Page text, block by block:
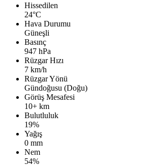
Hissedilen
24°C
Hava Durumu
Güneşli
Basınç
947 hPa
Rüzgar Hızı
7 km/h
Rüzgar Yönü
Gündoğusu (Doğu)
Görüş Mesafesi
10+ km
Bulutluluk
19%
Yağış
0 mm
Nem
54%